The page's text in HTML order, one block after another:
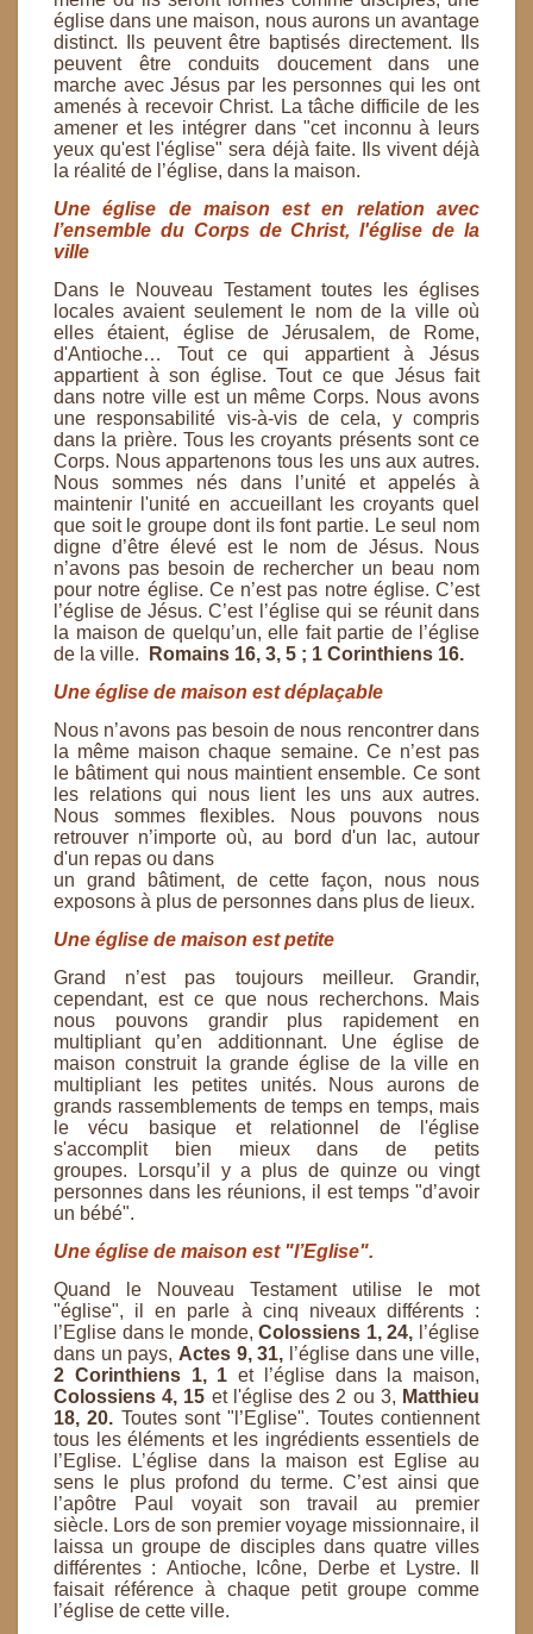
église dans une maison, nous aurons un avantage
distinct. Ils peuvent être baptisés directement. Ils
peuvent être conduits doucement dans une
marche avec Jésus par les personnes qui les ont
amenés à recevoir Christ. La tâche difficile de les
amener et les intégrer dans "cet inconnu à
leurs
yeux qu'est l'église" sera déjà faite. Ils vivent déjà
la réalité de l’église, dans la maison.
Une église de maison est en relation avec
l’ensemble du Corps de Christ, l'église de la
ville
Dans le Nouveau Testament toutes les églises
locales avaient seulement le nom de la ville où
elles étaient, église de Jérusalem, de Rome,
d'Antioche… Tout ce qui appartient à Jésus
appartient à son église. Tout ce que Jésus fait
dans notre ville est un même Corps. Nous avons
une responsabilité vis-à-vis de cela, y compris
dans la prière. Tous les croyants présents sont ce
Corps. Nous appartenons tous les uns aux autres.
Nous sommes nés dans l’unité et appelés à
maintenir l'unité en accueillant les croyants quel
que soit le groupe dont ils font partie. Le seul nom
digne d’être élevé est le nom de Jésus. Nous
n’avons pas besoin de rechercher un beau nom
pour notre église. Ce n’est pas notre église. C’est
l’église de Jésus.C’est l’église qui se réunit dans
la maison de quelqu’un, elle fait partie de l’église
de la ville.
Romains 16, 3, 5 ; 1 Corinthiens 16.
Une église de maison est déplaçable
Nous n’avons pas besoin de nous rencontrer dans
la même maison chaque semaine. Ce n’est pas
le bâtiment qui nous maintient ensemble. Ce sont
les relations qui nous lient les uns aux autres.
Nous sommes flexibles. Nous pouvons nous
retrouver n’importe où, au bord d'un lac, autour
d'un repas ou dans
un grand bâtiment, de cette façon, nous nous
exposons à plus de personnes dans plus de lieux.
Une église de maison est petite
Grand n’est pas toujours meilleur. Grandir,
cependant, est ce que nous recherchons. Mais
nous pouvons grandir plus rapidement en
multipliant qu’en additionnant. Une église de
maison construit la grande église de la ville en
multipliant les petites unités. Nous aurons de
grands rassemblements de temps en temps, mais
le vécu basique et relationnel de l'église
s'accomplit bien mieux dans de petits
groupes.
Lorsqu’il y a plus de quinze ou vingt
personnes dans les réunions, il est temps "d’avoir
un bébé".
Une église de maison est "l’Eglise".
Quand le Nouveau Testament utilise le mot
"église", il en parle à cinq niveaux différents :
l’Eglise dans le monde,Colossiens 1, 24, l’église
dans un pays, Actes 9, 31, l’église dans une ville,
2 Corinthiens 1, 1 et
l’église dans la maison,
Colossiens 4, 15 et l'église des 2 ou 3, Matthieu
18, 20. Toutes sont "l’Eglise". Toutes contiennent
tous les éléments et les ingrédients essentiels de
l’Eglise. L’église dans la maison est Eglise au
sens le plus profond du terme. C’est ainsi que
l’apôtre Paul voyait son travail au premier
siècle. Lors de son premier voyage missionnaire, il
laissa un groupe de disciples dans quatre villes
différentes : Antioche, Icône, Derbe et Lystre. Il
faisait référence à chaque petit groupe comme
l’église de cette ville.